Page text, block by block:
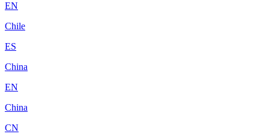
EN
Chile
ES
China
EN
China
CN